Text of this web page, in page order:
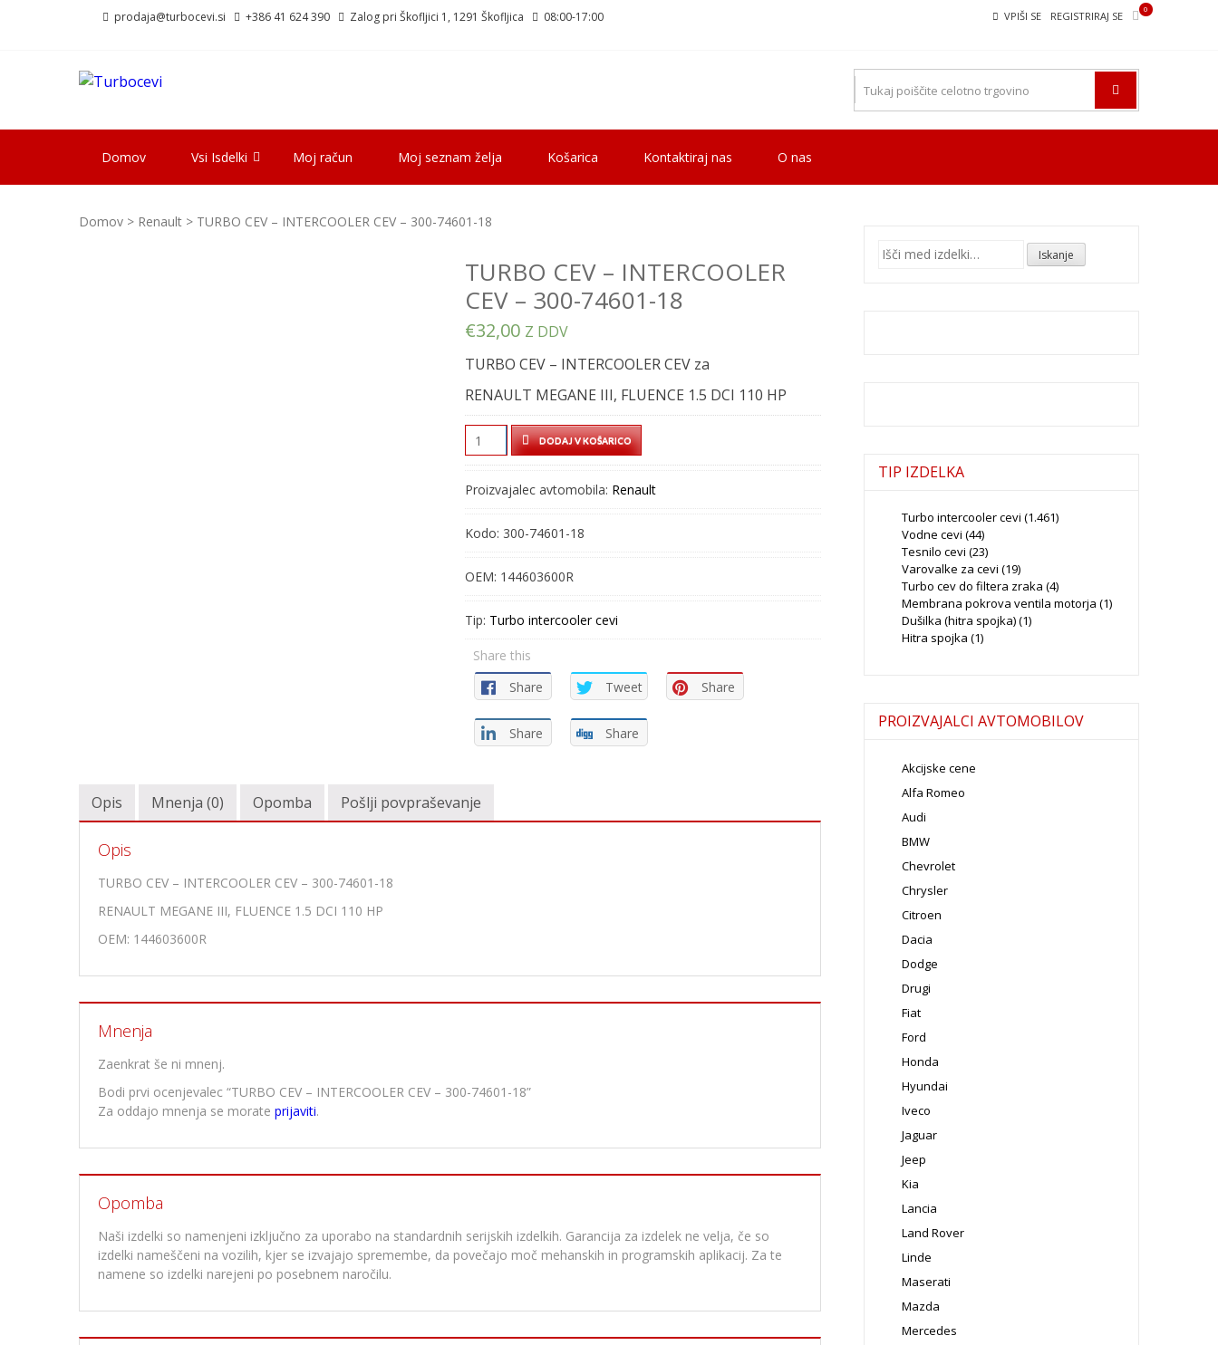
prodaja@turbocevi.si +386 41 624 390 Zalog pri Škofljici 1, 1291 Škofljica 08:00-17:00 VPIŠI SE REGISTRIRAJ SE
0
Domov Vsi Isdelki Moj račun Moj seznam želja Košarica Kontaktiraj nas O nas
Domov > Renault > TURBO CEV – INTERCOOLER CEV – 300-74601-18
TURBO CEV – INTERCOOLER
CEV – 300-74601-18
€32,00 Z DDV
TURBO CEV – INTERCOOLER CEV za
RENAULT MEGANE III, FLUENCE 1.5 DCI 110 HP
TURBO
CEV
INTERCOOLER
–
74601-
quantity
DODAJ V KOŠARICO
Proizvajalec avtomobila: Renault
Kodo: 300-74601-18
OEM: 144603600R
Tip: Turbo intercooler cevi
Share this
Share
Tweet Share
Share Share
Opis Mnenja (0) Opomba Pošlji povpraševanje
Opis
TURBO CEV – INTERCOOLER CEV – 300-74601-18
RENAULT MEGANE III, FLUENCE 1.5 DCI 110 HP
OEM: 144603600R
Mnenja
Zaenkrat še ni mnenj.
Bodi prvi ocenjevalec “TURBO CEV – INTERCOOLER CEV – 300-74601-18”
Za oddajo mnenja se morate prijaviti.
Opomba
Naši izdelki so namenjeni izključno za uporabo na standardnih serijskih izdelkih. Garancija za izdelek ne velja, če so
izdelki nameščeni na vozilih, kjer se izvajajo spremembe, da povečajo moč mehanskih in programskih aplikacij. Za te
namene so izdelki narejeni po posebnem naročilu.
Išči: Iskanje
TIP IZDELKA
Turbo intercooler cevi (1.461)
Vodne cevi (44)
Tesnilo cevi (23)
Varovalke za cevi (19)
Turbo cev do filtera zraka (4)
Membrana pokrova ventila motorja (1)
Dušilka (hitra spojka)(1)
Hitra spojka (1)
PROIZVAJALCI AVTOMOBILOV
Akcijske cene
Alfa Romeo
Audi
BMW
Chevrolet
Chrysler
Citroen
Dacia
Dodge
Drugi
Fiat
Ford
Honda
Hyundai
Iveco
Jaguar
Jeep
Kia
Lancia
Land Rover
Linde
Maserati
Mazda
Mercedes